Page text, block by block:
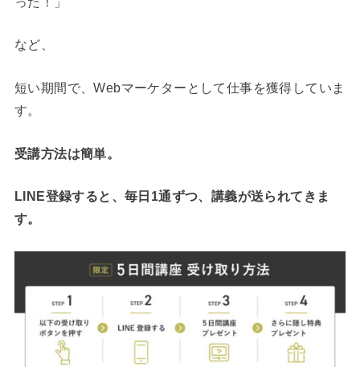
など、
短い期間で、Webマーケターとして仕事を獲得していま
す。
受講方法は簡単。
LINE登録すると、毎日1通ずつ、講義が送られてきま
す。